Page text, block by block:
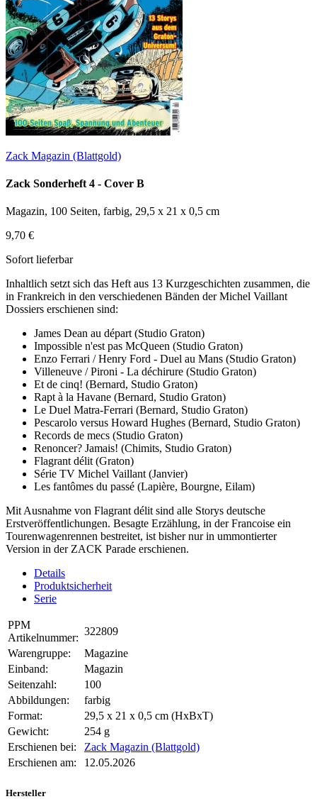
Zack Magazin (Blattgold)
Zack Sonderheft 4 - Cover B
Magazin, 100 Seiten, farbig, 29,5 x 21 x 0,5 cm
9,70 €
Sofort lieferbar
Inhaltlich setzt sich das Heft aus 13 Kurzgeschichten zusammen, die
in Frankreich in den verschiedenen Bänden der Michel Vaillant
Dossiers erschienen sind:
James Dean au départ (Studio Graton)
Impossible n'est pas McQueen (Studio Graton)
Enzo Ferrari / Henry Ford - Duel au Mans (Studio Graton)
Villeneuve / Pironi - La déchirure (Studio Graton)
Et de cinq! (Bernard, Studio Graton)
Rapt à la Havane (Bernard, Studio Graton)
Le Duel Matra-Ferrari (Bernard, Studio Graton)
Pescarolo versus Howard Hughes (Bernard, Studio Graton)
Records de mecs (Studio Graton)
Renoncer? Jamais! (Chimits, Studio Graton)
Flagrant délit (Graton)
Série TV Michel Vaillant (Janvier)
Les fantômes du passé (Lapière, Bourgne, Eilam)
Mit Ausnahme von Flagrant délit sind alle Storys deutsche
Erstveröffentlichungen. Besagte Erzählung, in der Francoise ein
Tourenwagenrennen bestreitet, ist bisher nur in ummontierter
Version in der ZACK Parade erschienen.
Details
Produktsicherheit
Serie
PPM
Artikelnummer:
322809
Warengruppe:
Magazine
Einband:
Magazin
Seitenzahl:
100
Abbildungen:
farbig
Format:
29,5 x 21 x 0,5 cm (HxBxT)
Gewicht:
254 g
Erschienen bei:
Zack Magazin (Blattgold)
Erschienen am:
12.05.2026
Hersteller